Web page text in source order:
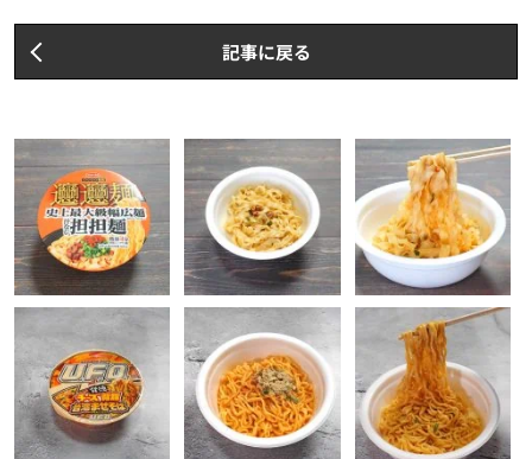
記事に戻る